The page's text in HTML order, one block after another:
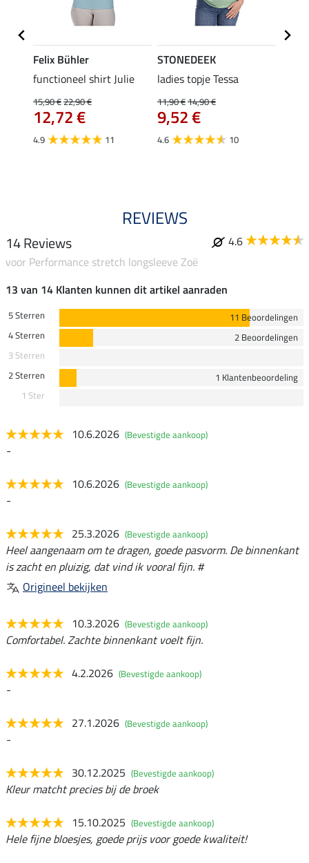
Felix Bühler
functioneel shirt Julie
15,90 €22,90 €
12,72 €
4.9 11
STONEDEEK
ladies topje Tessa
11,90 €14,90 €
9,52 €
4.6 10
REVIEWS
14 Reviews
4.6
voor Performance stretch longsleeve Zoë
13 van 14 Klanten kunnen dit artikel aanraden
5 Sterren
11 Beoordelingen
4 Sterren
2 Beoordelingen
3 Sterren
2 Sterren
1 Klantenbeoordeling
1 Ster
10.6.2026 (Bevestigde aankoop)
-
10.6.2026 (Bevestigde aankoop)
-
25.3.2026 (Bevestigde aankoop)
Heel aangenaam om te dragen, goede pasvorm. De binnenkant
is zacht en pluizig, dat vind ik vooral fijn. #
Origineel bekijken
10.3.2026 (Bevestigde aankoop)
Comfortabel. Zachte binnenkant voelt fijn.
4.2.2026 (Bevestigde aankoop)
-
27.1.2026 (Bevestigde aankoop)
-
30.12.2025 (Bevestigde aankoop)
Kleur matcht precies bij de broek
15.10.2025 (Bevestigde aankoop)
Hele fijne bloesjes, goede prijs voor goede kwaliteit!